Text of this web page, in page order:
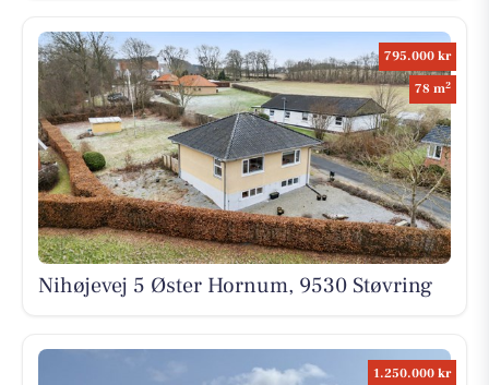
795.000 kr
78 m2
Nihøjevej 5 Øster Hornum, 9530 Støvring
1.250.000 kr